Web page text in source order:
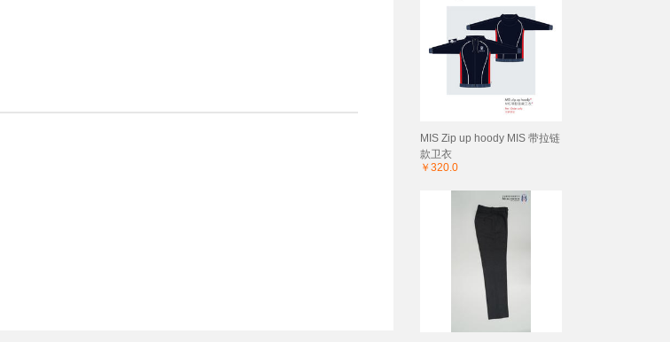
MIS Zip up hoody MIS 带拉链
款卫衣
￥320.0